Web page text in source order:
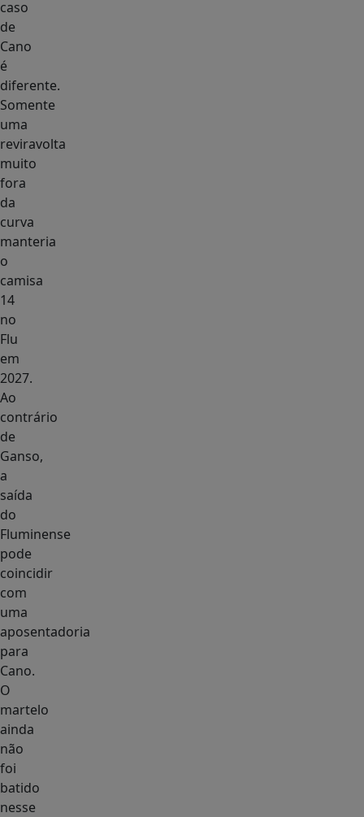
caso
de
Cano
é
diferente.
Somente
uma
reviravolta
muito
fora
da
curva
manteria
o
camisa
14
no
Flu
em
2027.
Ao
contrário
de
Ganso,
a
saída
do
Fluminense
pode
coincidir
com
uma
aposentadoria
para
Cano.
O
martelo
ainda
não
foi
batido
nesse